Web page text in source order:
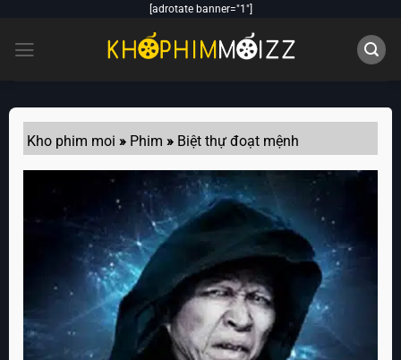
content
[adrotate banner="1"]
Kho phim moi » Phim » Biệt thự đoạt mệnh